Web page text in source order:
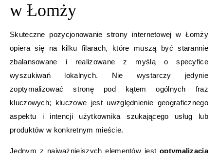
w Łomży
Skuteczne pozycjonowanie strony internetowej w Łomży
opiera się na kilku filarach, które muszą być starannie
zbalansowane i realizowane z myślą o specyfice
wyszukiwań lokalnych. Nie wystarczy jedynie
zoptymalizować stronę pod kątem ogólnych fraz
kluczowych; kluczowe jest uwzględnienie geograficznego
aspektu i intencji użytkownika szukającego usług lub
produktów w konkretnym mieście.
Jednym z najważniejszych elementów jestoptymalizacja